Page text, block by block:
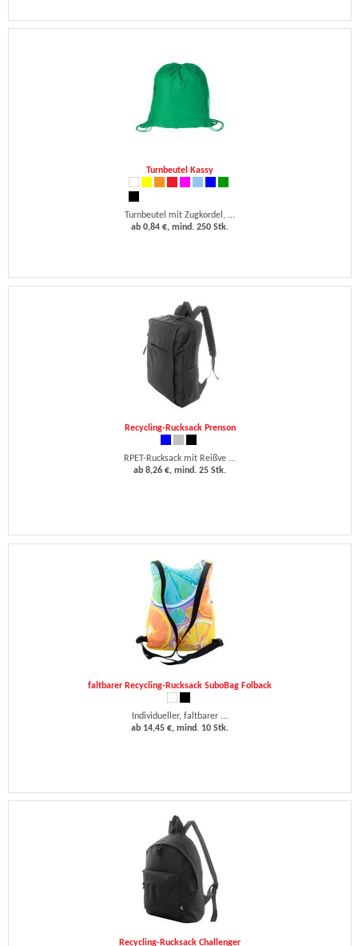
Turnbeutel Kassy
Turnbeutel mit Zugkordel, ...
ab 0,84 €, mind. 250 Stk.
Recycling-Rucksack Prenson
RPET-Rucksack mit Reißve ...
ab 8,26 €, mind. 25 Stk.
faltbarer Recycling-Rucksack SuboBag Folback
Individueller, faltbarer ...
ab 14,45 €, mind. 10 Stk.
Recycling-Rucksack Challenger